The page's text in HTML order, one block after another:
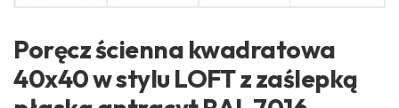
Poręcz ścienna kwadratowa
40x40 w stylu LOFT z zaślepką